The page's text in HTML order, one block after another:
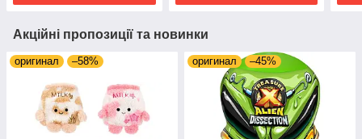
Акційні пропозиції та новинки
оригинал –58% оригинал –45%